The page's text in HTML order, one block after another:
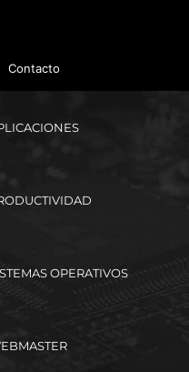
Contacto
OPERATIVOS